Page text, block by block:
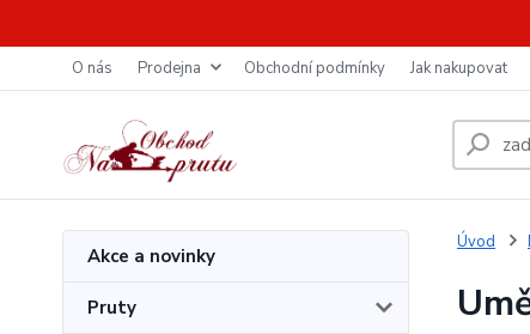
O nás Prodejna Obchodní podmínky Jak nakupovat
Akce a novinky
Pruty
Úvod